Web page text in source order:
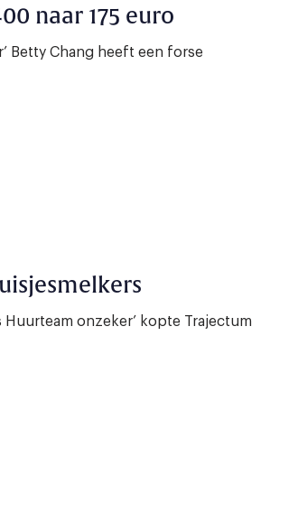
naar 175 euro
Betty Chang heeft een forse
onzeker’ kopte Trajectum